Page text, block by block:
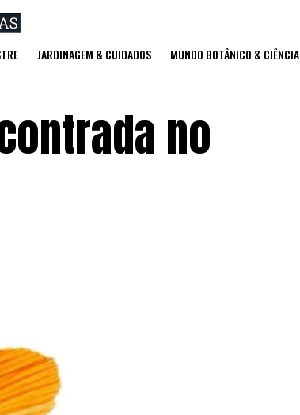
JARDINAGEM & CUIDADOS MUNDO BOTÂNICO & CIÊNCIA
no